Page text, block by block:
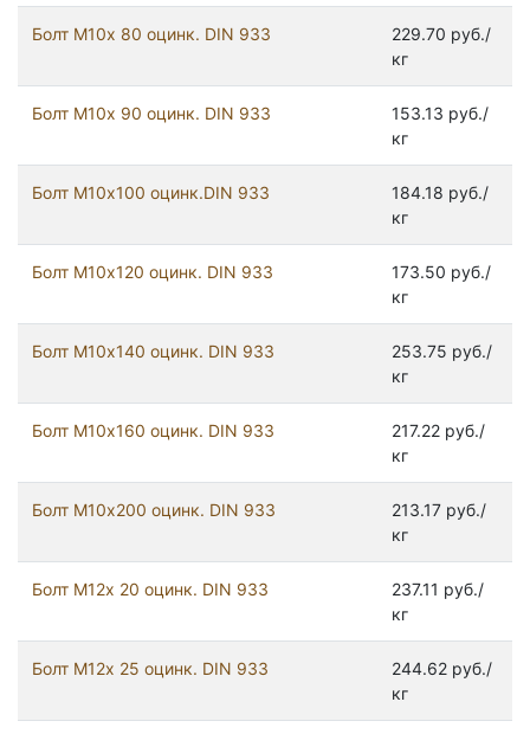
Болт М10х 80 оцинк. DIN 933
229.70 руб./
кг
Болт М10х 90 оцинк. DIN 933
153.13 руб./
кг
Болт М10х100 оцинк.DIN 933
184.18 руб./
кг
Болт М10х120 оцинк. DIN 933
173.50 руб./
кг
Болт М10х140 оцинк. DIN 933
253.75 руб./
кг
Болт М10х160 оцинк. DIN 933
217.22 руб./
кг
Болт М10х200 оцинк. DIN 933
213.17 руб./
кг
Болт М12х 20 оцинк. DIN 933
237.11 руб./
кг
Болт М12х 25 оцинк. DIN 933
244.62 руб./
кг